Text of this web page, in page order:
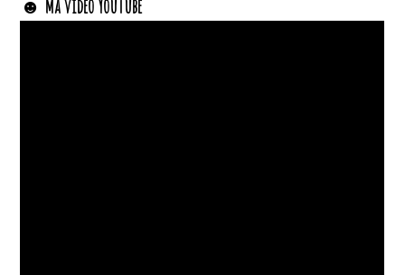
☻ Ma vidéo YouTube